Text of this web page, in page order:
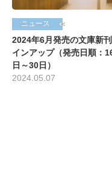
ニュース
2024年6月発売の文庫新
インアップ（発売日順：
日～30日）
2024.05.07